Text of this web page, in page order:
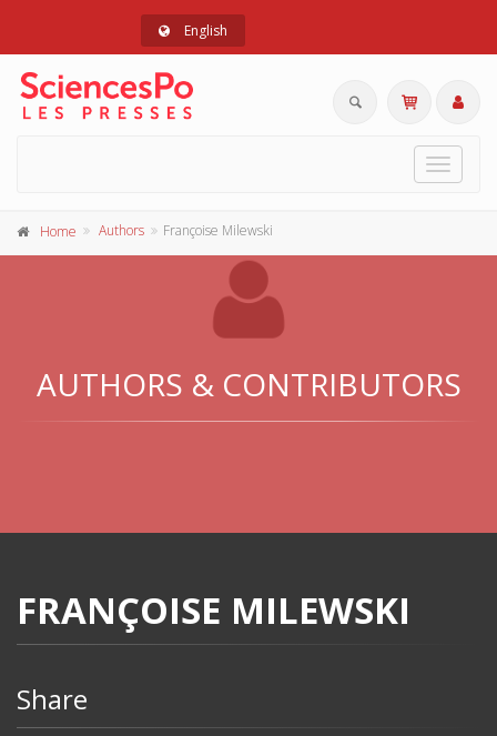
English
Toggle
Home Authors Françoise Milewski
AUTHORS & CONTRIBUTORS
FRANÇOISE MILEWSKI
Share